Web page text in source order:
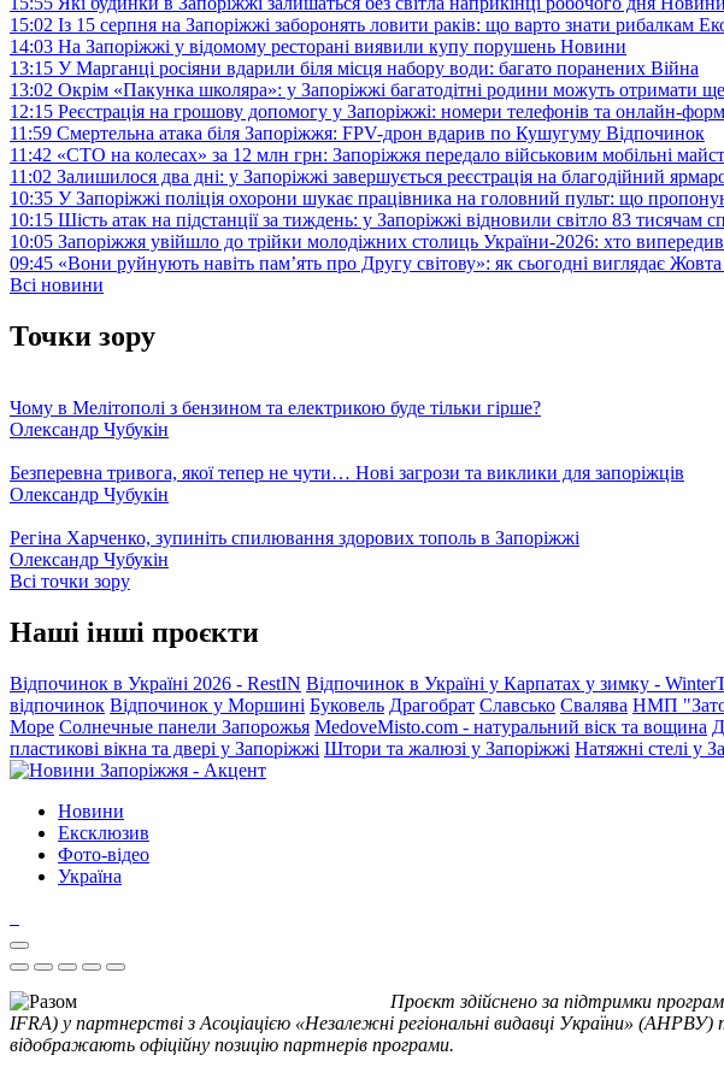
15:02 Із 15 серпня на Запоріжжі заборонять ловити раків: що варто знати рибалкам
14:03 На Запоріжжі у відомому ресторані виявили купу порушень Новини
13:15 У Марганці росіяни вдарили біля місця набору води: багато поранених Війна
13:02 Окрім «Пакунка школяра»: у Запоріжжі багатодітні родини можуть отримати
12:15 Реєстрація на грошову допомогу у Запоріжжі: номери телефонів та онлайн-
11:59 Смертельна атака біля Запоріжжя: FPV-дрон вдарив по Кушугуму Відпочинок
11:42 «СТО на колесах» за 12 млн грн: Запоріжжя передало військовим мобільні
11:02 Залишилося два дні: у Запоріжжі завершується реєстрація на благодійний
10:35 У Запоріжжі поліція охорони шукає працівника на головний пульт: що
10:15 Шість атак на підстанції за тиждень: у Запоріжжі відновили світло 83 тисячам
10:05 Запоріжжя увійшло до трійки молодіжних столиць України-2026: хто випередив
09:45 «Вони руйнують навіть пам’ять про Другу світову»: як сьогодні виглядає
Всі новини
Точки зору
Чому в Мелітополі з бензином та електрикою буде тільки гірше?
Олександр Чубукін
Безперевна тривога, якої тепер не чути… Нові загрози та виклики для запоріжців
Олександр Чубукін
Регіна Харченко, зупиніть спилювання здорових тополь в Запоріжжі
Олександр Чубукін
Всі точки зору
Наші інші проєкти
Відпочинок в Україні 2026 - RestIN Відпочинок в Україні у Карпатах у зимку -
відпочинок Відпочинок у Моршині Буковель Драгобрат Славсько Свалява НМП
Море Солнечные панели Запорожья MedoveMisto.com - натуральний віск та вощина
пластикові вікна та двері у Запоріжжі Штори та жалюзі у Запоріжжі Натяжні стелі у
Новини
Ексклюзив
Фото-відео
Україна
Проєкт здійснено за підтримки
IFRA) у партнерстві з Асоціацією «Незалежні регіональні видавці України» (АНРВУ)
відображають офіційну позицію партнерів програми.